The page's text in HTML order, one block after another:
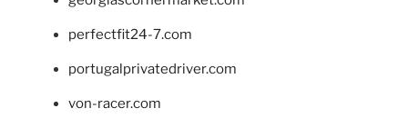
perfectfit24-7.com
portugalprivatedriver.com
von-racer.com